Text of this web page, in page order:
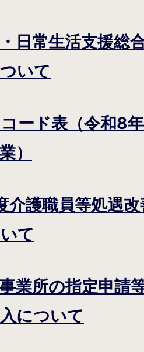
日常生活支援総
いて
ード表（令和8
）
介護職員等処遇
て
業所の指定申請
について